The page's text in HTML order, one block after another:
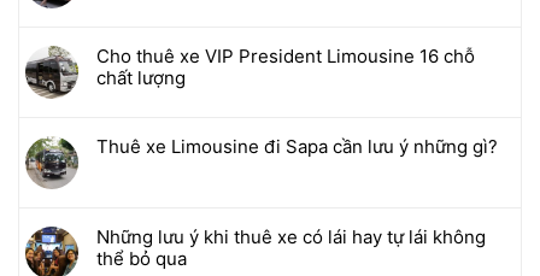
Cho thuê xe VIP President Limousine 16 chỗ
chất lượng
Thuê xe Limousine đi Sapa cần lưu ý những gì?
Những lưu ý khi thuê xe có lái hay tự lái không
thể bỏ qua